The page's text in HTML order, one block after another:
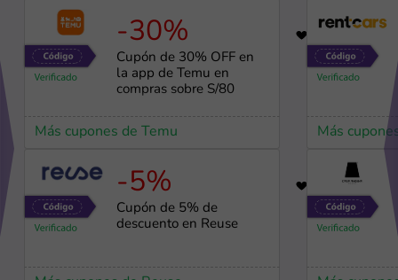
-30%
Cupón de 30% OFF en
la app de Temu en
compras sobre S/80
Más cupones de Temu
-5%
Cupón de 5% de
descuento en Reuse
Más